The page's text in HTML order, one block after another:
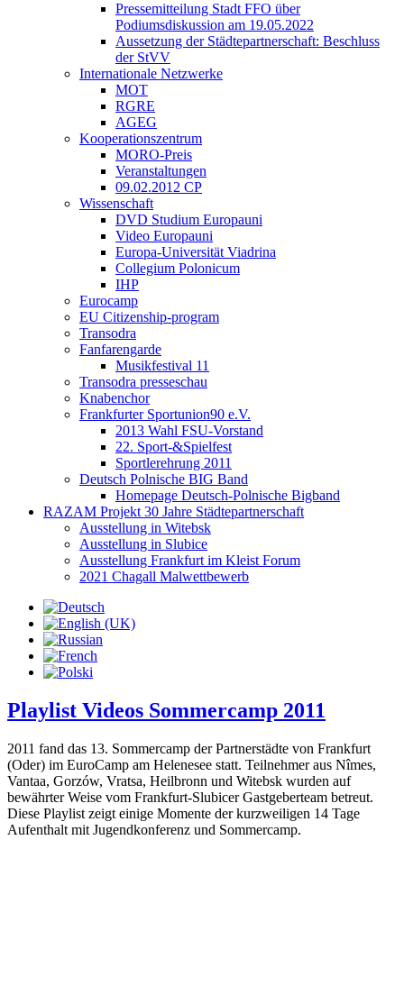
Pressemitteilung Stadt FFO über
Podiumsdiskussion am 19.05.2022
Aussetzung der Städtepartnerschaft: Beschluss
der StVV
Internationale Netzwerke
MOT
RGRE
AGEG
Kooperationszentrum
MORO-Preis
Veranstaltungen
09.02.2012 CP
Wissenschaft
DVD Studium Europauni
Video Europauni
Europa-Universität Viadrina
Collegium Polonicum
IHP
Eurocamp
EU Citizenship-program
Transodra
Fanfarengarde
Musikfestival 11
Transodra presseschau
Knabenchor
Frankfurter Sportunion90 e.V.
2013 Wahl FSU-Vorstand
22. Sport-&Spielfest
Sportlerehrung 2011
Deutsch Polnische BIG Band
Homepage Deutsch-Polnische Bigband
RAZAM Projekt 30 Jahre Städtepartnerschaft
Ausstellung in Witebsk
Ausstellung in Slubice
Ausstellung Frankfurt im Kleist Forum
2021 Chagall Malwettbewerb
Playlist Videos Sommercamp 2011
2011 fand das 13. Sommercamp der Partnerstädte von Frankfurt
(Oder) im EuroCamp am Helenesee statt. Teilnehmer aus Nîmes,
Vantaa, Gorzów, Vratsa, Heilbronn und Witebsk wurden auf
bewährter Weise vom Frankfurt-Slubicer Gastgeberteam betreut.
Diese Playlist zeigt einige Momente der kurzweiligen 14 Tage
Aufenthalt mit Jugendkonferenz und Sommercamp.